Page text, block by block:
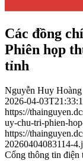
Các đồng
Phiên họp
tỉnh
Nguyễn Huy Hoàng
2026-04-
https://
uy-chu-tri-phien-
https://
20260404083114-
Cổng thông tin